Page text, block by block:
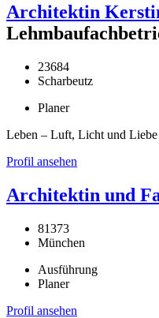
Architektin
23684
Scharbeutz
Planer
Leben – Luft, Licht und
Profil ansehen
Architektin und
81373
München
Ausführung
Planer
Profil ansehen